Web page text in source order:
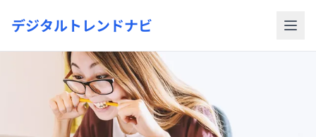
デジタルトレンドナビ